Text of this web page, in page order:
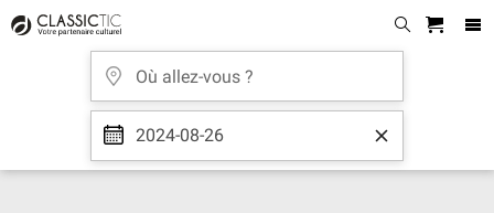
2024-08-26